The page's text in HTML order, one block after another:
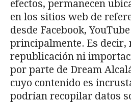
efectos, permanecen
en los sitios web de
desde Facebook,
principalmente. Es decir,
republicación ni
por parte de Dream
cuyo contenido es
podrían recopilar datos